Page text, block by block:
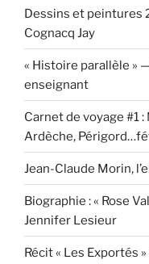
Dessins et peintures
Cognacq Jay
« Histoire parallèle »
enseignant
Carnet de voyage #1
Ardèche,
Jean-Claude Morin,
Biographie : « Rose
Jennifer Lesieur
Récit « Les Exportés